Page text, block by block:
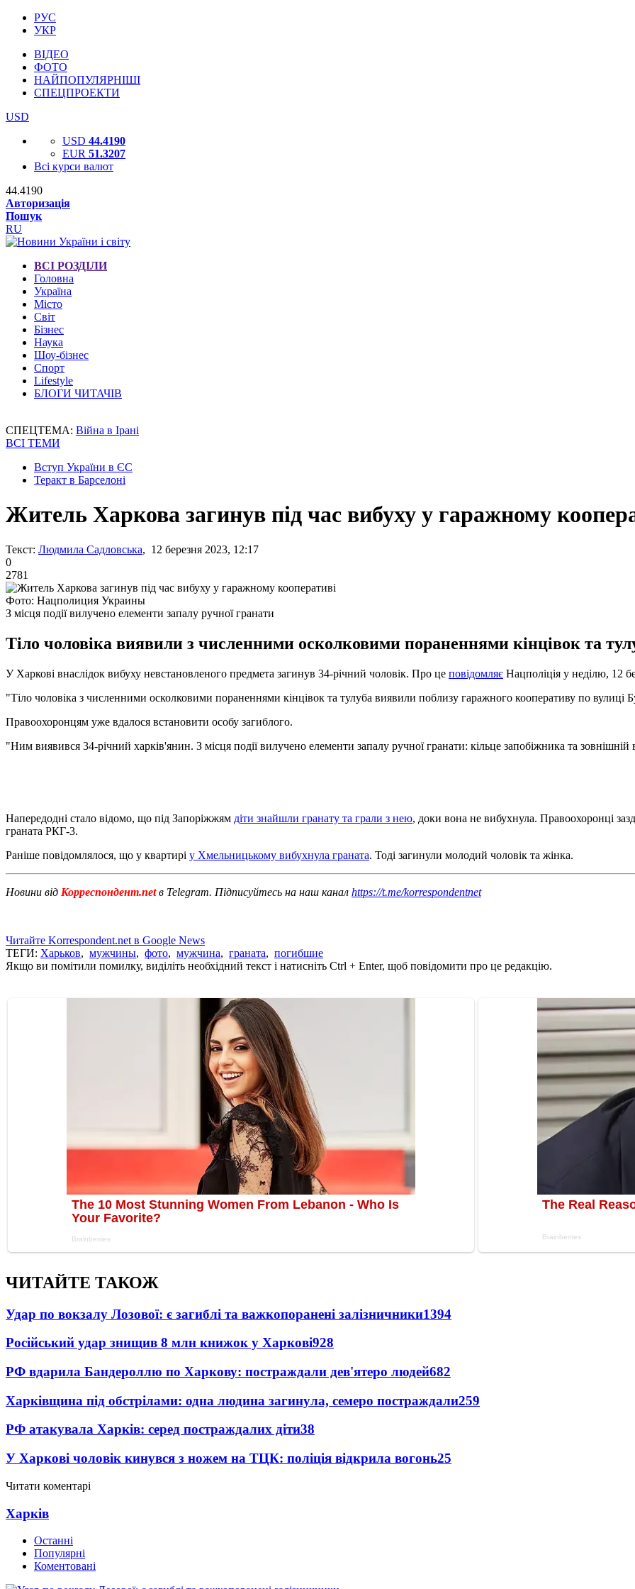
РУС
УКР
ВІДЕО
ФОТО
НАЙПОПУЛЯРНІШІ
СПЕЦПРОЕКТИ
USD
USD 44.4190
EUR 51.3207
Всі курси валют
44.4190
Авторизація
Пошук
RU
ВСІ РОЗДІЛИ
Головна
Україна
Місто
Світ
Бізнес
Наука
Шоу-бізнес
Спорт
Lifestyle
БЛОГИ ЧИТАЧІВ
СПЕЦТЕМА: Війна в Ірані
ВСІ ТЕМИ
Вступ України в ЄС
Теракт в Барселоні
Житель Харкова загинув під час вибуху у гаражному
Текст: Людмила Садловська, 12 березня 2023, 12:17
0
2781
Фото: Нацполиция Украины
З місця події вилучено елементи запалу ручної гранати
Тіло чоловіка виявили з численними осколковими пораненнями кінцівок та
У Харкові внаслідок вибуху невстановленого предмета загинув 34-річний чоловік. Про це повідомляє Нацполіція у неділю, 12
"Тіло чоловіка з численними осколковими пораненнями кінцівок та тулуба виявили поблизу гаражного кооперативу по вулиці
Правоохоронцям уже вдалося встановити особу загиблого.
"Ним виявився 34-річний харків'янин. З місця події вилучено елементи запалу ручної гранати: кільце запобіжника та зовнішній
Напередодні стало відомо, що під Запоріжжям діти знайшли гранату та грали з нею, доки вона не вибухнула. Правоохоронці
граната РКГ-3.
Раніше повідомлялося, що у квартирі у Хмельницькому вибухнула граната. Тоді загинули молодий чоловік та жінка.
Новини від Корреспондент.netв Telegram. Підписуйтесь на наш канал https://t.me/korrespondentnet
Читайте Korrespondent.net в Google News
ТЕГИ: Харьков, мужчины, фото, мужчина, граната, погибшие
Якщо ви помітили помилку, виділіть необхідний текст і натисніть Ctrl + Enter, щоб повідомити про це редакцію.
ЧИТАЙТЕ ТАКОЖ
Удар по вокзалу Лозової: є загиблі та важкопоранені залізничники1394
Російський удар знищив 8 млн книжок у Харкові928
РФ вдарила Бандероллю по Харкову: постраждали дев'ятеро людей682
Харківщина під обстрілами: одна людина загинула, семеро постраждали259
РФ атакувала Харків: серед постраждалих діти38
У Харкові чоловік кинувся з ножем на ТЦК: поліція відкрила вогонь25
Читати коментарі
Харків
Останні
Популярні
Коментовані